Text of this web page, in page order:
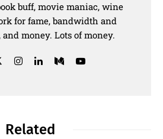
buff, movie maniac, wine
for fame, bandwidth and
and money. Lots of money.
Related